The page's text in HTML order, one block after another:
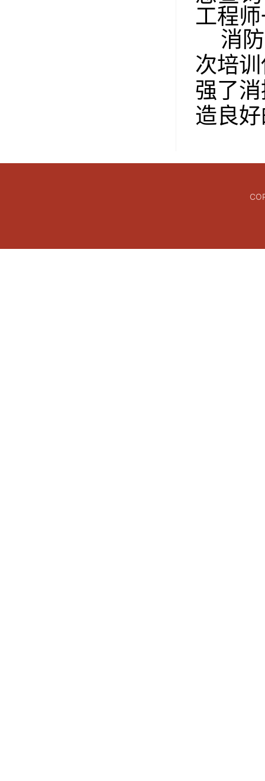
工程
消
次培
强了
造良